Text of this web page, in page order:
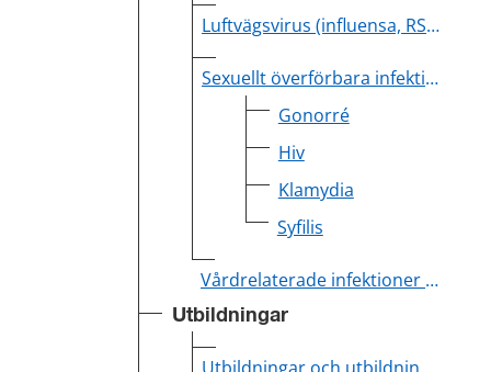
Luftvägsvirus (influensa, RS och covid-19) Region Värmland
Sexuellt överförbara infektioner (STI) - statistik
Gonorré
Hiv
Klamydia
Syfilis
Vårdrelaterade infektioner (VRI)
Utbildningar
Utbildningar och utbildningsmaterial - vårdhygien